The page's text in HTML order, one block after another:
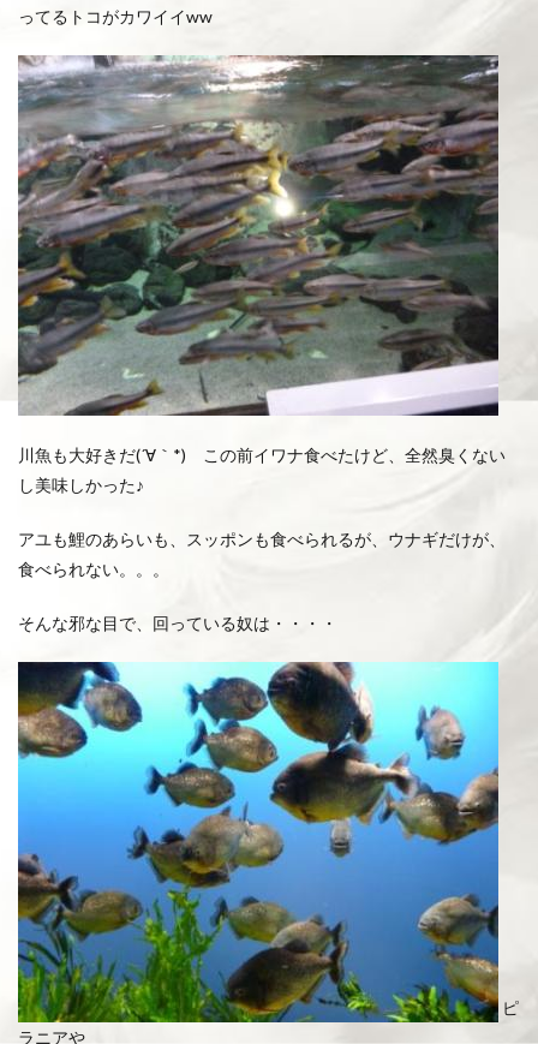
ってるトコがカワイイww
川魚も大好きだ(´∀｀*) この前イワナ食べたけど、全然臭くない
し美味しかった♪
アユも鯉のあらいも、スッポンも食べられるが、ウナギだけが、
食べられない。。。
そんな邪な目で、回っている奴は・・・・
ピ
ラニアや